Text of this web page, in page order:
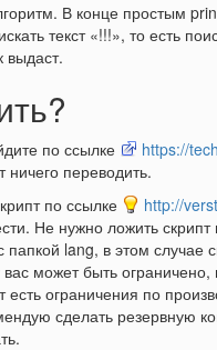
В конце простым
текст «!!!», то есть
выдаст.
по ссылке
https://
ничего переводить.
по ссылке
http://
Не нужно ложить
lang, в этом случае
может быть
есть ограничения по
сделать резервную